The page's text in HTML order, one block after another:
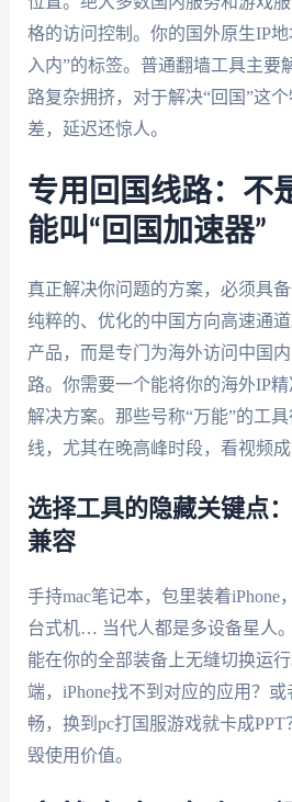
格的访问控制。你的国外原生IP
入内”的标签。普通翻墙工具主要
路复杂拥挤，对于解决“回国”这
差，延迟还惊人。
专用回国线路：不
能叫“回国加速器”
真正解决你问题的方案，必须具
纯粹的、优化的中国方向高速通
产品，而是专门为海外访问中国
路。你需要一个能将你的海外IP
解决方案。那些号称“万能”的工
线，尤其在晚高峰时段，看视频成
选择工具的隐藏关键点
兼容
手持mac笔记本，包里装着iPhone
台式机… 当代人都是多设备星人
能在你的全部装备上无缝切换运
端，iPhone找不到对应的应用？
畅，换到pc打国服游戏就卡成
毁使用价值。